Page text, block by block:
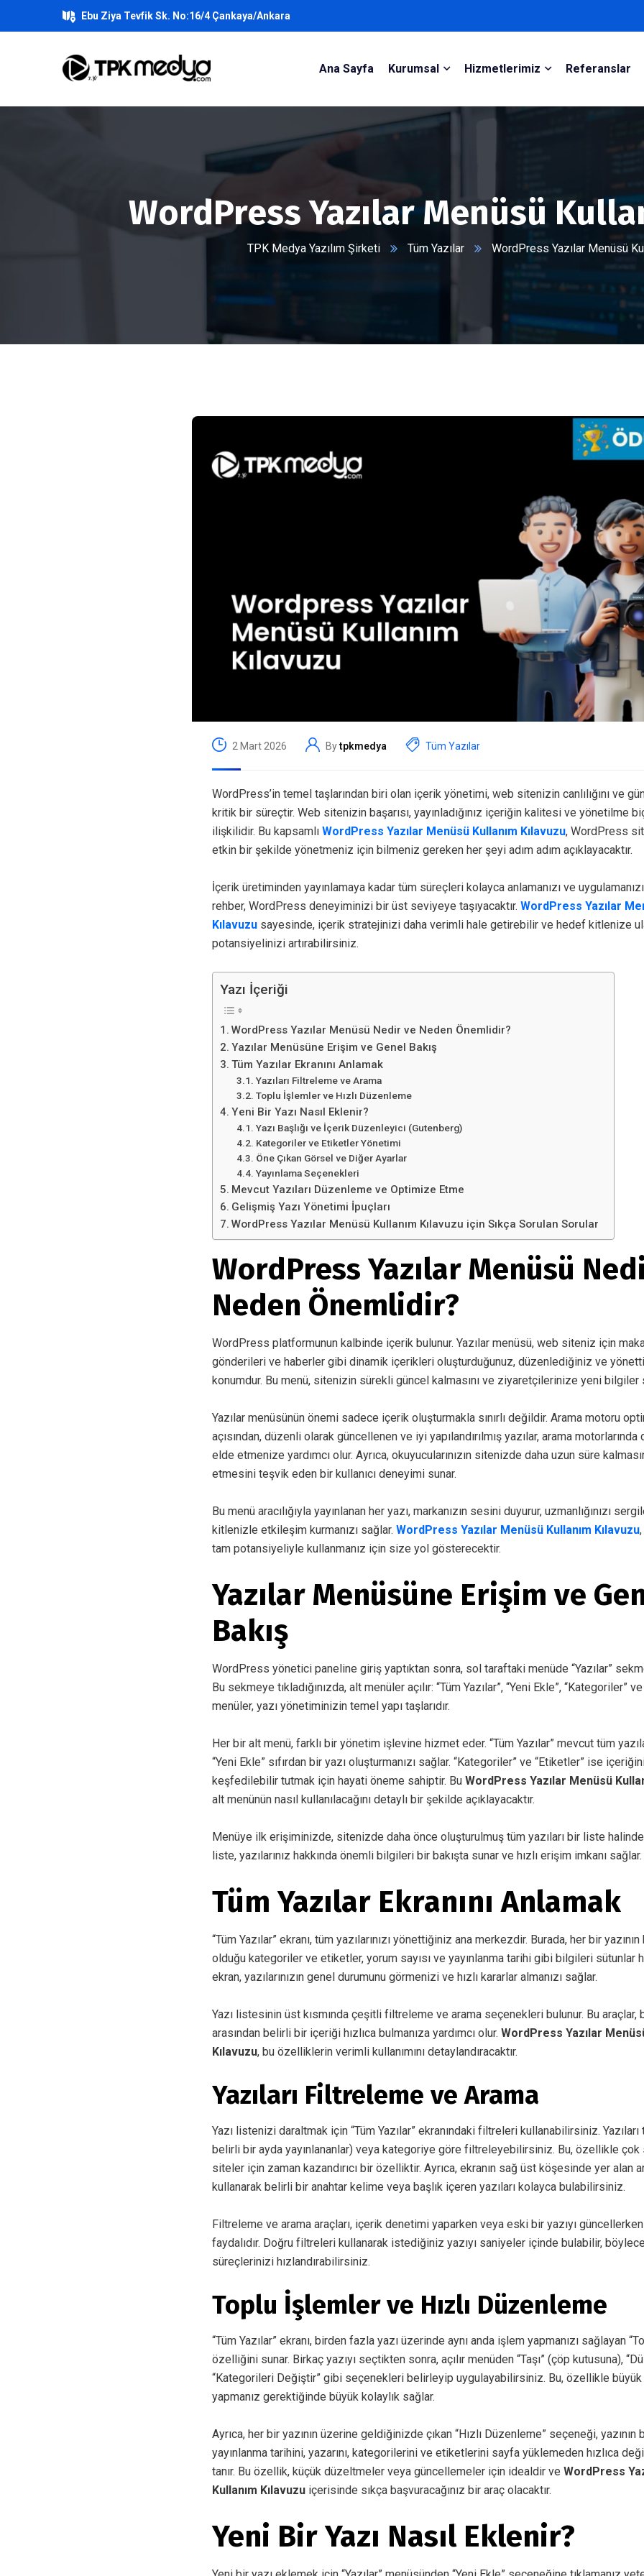
Ebu Ziya Tevfik Sk. No:16/4 Çankaya/Ankara
Ana Sayfa Kurumsal Hizmetlerimiz Referanslar
WordPress Yazılar Menüsü
TPK Medya Yazılım Şirketi Tüm Yazılar WordPress Yazılar Menüsü
2 Mart 2026 Bytpkmedya Tüm Yazılar
WordPress’in temel taşlarından biri olan içerik yönetimi, web sitenizin canlılığını ve
kritik bir süreçtir. Web sitenizin başarısı, yayınladığınız içeriğin kalitesi ve yönetilme
ilişkilidir. Bu kapsamlı WordPress Yazılar Menüsü Kullanım Kılavuzu, WordPress
etkin bir şekilde yönetmeniz için bilmeniz gereken her şeyi adım adım açıklayacaktır.
İçerik üretiminden yayınlamaya kadar tüm süreçleri kolayca anlamanızı ve
rehber, WordPress deneyiminizi bir üst seviyeye taşıyacaktır. WordPress Yazılar
Kılavuzu sayesinde, içerik stratejinizi daha verimli hale getirebilir ve hedef kitlenize
potansiyelinizi artırabilirsiniz.
Yazı İçeriği
WordPress Yazılar Menüsü Nedir ve Neden Önemlidir?
Yazılar Menüsüne Erişim ve Genel Bakış
Tüm Yazılar Ekranını Anlamak
Yazıları Filtreleme ve Arama
Toplu İşlemler ve Hızlı Düzenleme
Yeni Bir Yazı Nasıl Eklenir?
Yazı Başlığı ve İçerik Düzenleyici (Gutenberg)
Kategoriler ve Etiketler Yönetimi
Öne Çıkan Görsel ve Diğer Ayarlar
Yayınlama Seçenekleri
Mevcut Yazıları Düzenleme ve Optimize Etme
Gelişmiş Yazı Yönetimi İpuçları
WordPress Yazılar Menüsü Kullanım Kılavuzu için Sıkça Sorulan Sorular
WordPress Yazılar Menüsü
Neden Önemlidir?
WordPress platformunun kalbinde içerik bulunur. Yazılar menüsü, web siteniz için
gönderileri ve haberler gibi dinamik içerikleri oluşturduğunuz, düzenlediğiniz ve
konumdur. Bu menü, sitenizin sürekli güncel kalmasını ve ziyaretçilerinize yeni bilgiler
Yazılar menüsünün önemi sadece içerik oluşturmakla sınırlı değildir. Arama motoru
açısından, düzenli olarak güncellenen ve iyi yapılandırılmış yazılar, arama motorlarında
elde etmenize yardımcı olur. Ayrıca, okuyucularınızın sitenizde daha uzun süre
etmesini teşvik eden bir kullanıcı deneyimi sunar.
Bu menü aracılığıyla yayınlanan her yazı, markanızın sesini duyurur, uzmanlığınızı
kitlenizle etkileşim kurmanızı sağlar. WordPress Yazılar Menüsü Kullanım Kılavuzu
tam potansiyeliyle kullanmanız için size yol gösterecektir.
Yazılar Menüsüne Erişim ve
Bakış
WordPress yönetici paneline giriş yaptıktan sonra, sol taraftaki menüde “Yazılar”
Bu sekmeye tıkladığınızda, alt menüler açılır: “Tüm Yazılar”, “Yeni Ekle”, “Kategoriler”
menüler, yazı yönetiminizin temel yapı taşlarıdır.
Her bir alt menü, farklı bir yönetim işlevine hizmet eder. “Tüm Yazılar” mevcut tüm
“Yeni Ekle” sıfırdan bir yazı oluşturmanızı sağlar. “Kategoriler” ve “Etiketler” ise
keşfedilebilir tutmak için hayati öneme sahiptir. Bu WordPress Yazılar Menüsü
alt menünün nasıl kullanılacağını detaylı bir şekilde açıklayacaktır.
Menüye ilk erişiminizde, sitenizde daha önce oluşturulmuş tüm yazıları bir liste
liste, yazılarınız hakkında önemli bilgileri bir bakışta sunar ve hızlı erişim imkanı sağlar.
Tüm Yazılar Ekranını Anlamak
“Tüm Yazılar” ekranı, tüm yazılarınızı yönettiğiniz ana merkezdir. Burada, her bir yazının
olduğu kategoriler ve etiketler, yorum sayısı ve yayınlanma tarihi gibi bilgileri sütunlar
ekran, yazılarınızın genel durumunu görmenizi ve hızlı kararlar almanızı sağlar.
Yazı listesinin üst kısmında çeşitli filtreleme ve arama seçenekleri bulunur. Bu araçlar,
arasından belirli bir içeriği hızlıca bulmanıza yardımcı olur. WordPress Yazılar
Kılavuzu, bu özelliklerin verimli kullanımını detaylandıracaktır.
Yazıları Filtreleme ve Arama
Yazı listenizi daraltmak için “Tüm Yazılar” ekranındaki filtreleri kullanabilirsiniz.
belirli bir ayda yayınlananlar) veya kategoriye göre filtreleyebilirsiniz. Bu, özellikle çok
siteler için zaman kazandırıcı bir özelliktir. Ayrıca, ekranın sağ üst köşesinde yer alan
kullanarak belirli bir anahtar kelime veya başlık içeren yazıları kolayca bulabilirsiniz.
Filtreleme ve arama araçları, içerik denetimi yaparken veya eski bir yazıyı
faydalıdır. Doğru filtreleri kullanarak istediğiniz yazıyı saniyeler içinde bulabilir,
süreçlerinizi hızlandırabilirsiniz.
Toplu İşlemler ve Hızlı Düzenleme
“Tüm Yazılar” ekranı, birden fazla yazı üzerinde aynı anda işlem yapmanızı sağlayan
özelliğini sunar. Birkaç yazıyı seçtikten sonra, açılır menüden “Taşı” (çöp kutusuna),
“Kategorileri Değiştir” gibi seçenekleri belirleyip uygulayabilirsiniz. Bu, özellikle
yapmanız gerektiğinde büyük kolaylık sağlar.
Ayrıca, her bir yazının üzerine geldiğinizde çıkan “Hızlı Düzenleme” seçeneği, yazının
yayınlanma tarihini, yazarını, kategorilerini ve etiketlerini sayfa yüklemeden hızlıca
tanır. Bu özellik, küçük düzeltmeler veya güncellemeler için idealdir ve WordPress
Kullanım Kılavuzu içerisinde sıkça başvuracağınız bir araç olacaktır.
Yeni Bir Yazı Nasıl Eklenir?